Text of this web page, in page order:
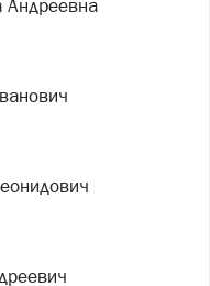
Андреевна